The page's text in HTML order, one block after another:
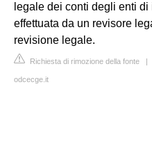
legale dei conti degli enti
effettuata da un revisore
revisione legale.
Richiesta di rimozione della fonte |
odcecge.it